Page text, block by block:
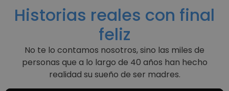
Historias reales con final
feliz
No te lo contamos nosotros, sino las miles de
personas que a lo largo de 40 años han hecho
realidad su sueño de ser madres.